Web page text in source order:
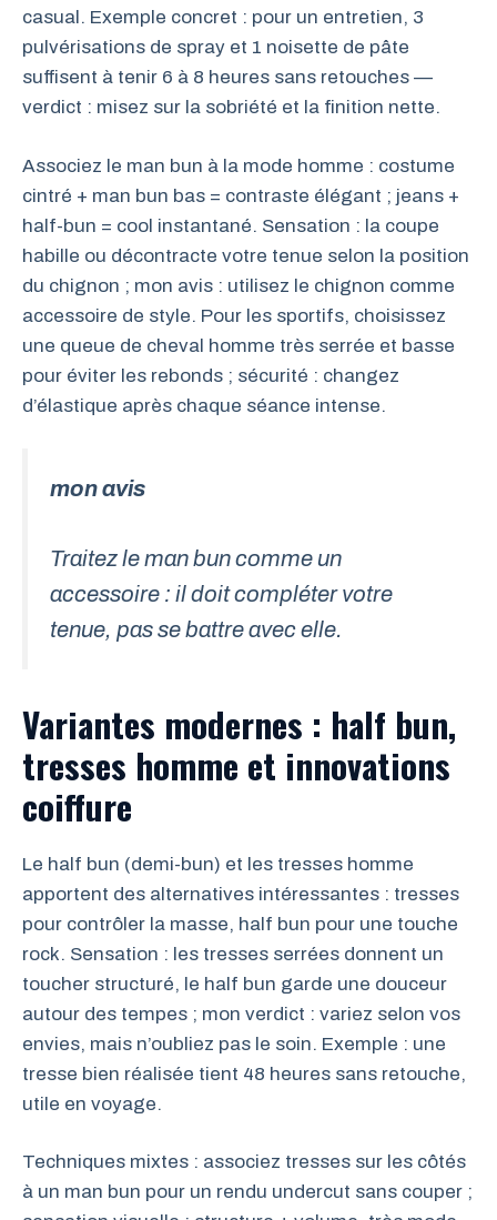
casual. Exemple concret : pour un entretien, 3
pulvérisations de spray et 1 noisette de pâte
suffisent à tenir 6 à 8 heures sans retouches —
verdict : misez sur la sobriété et la finition nette.
Associez le man bun à la mode homme : costume
cintré + man bun bas = contraste élégant ; jeans +
half-bun = cool instantané. Sensation : la coupe
habille ou décontracte votre tenue selon la position
du chignon ; mon avis : utilisez le chignon comme
accessoire de style. Pour les sportifs, choisissez
une queue de cheval homme très serrée et basse
pour éviter les rebonds ; sécurité : changez
d’élastique après chaque séance intense.
mon avis
Traitez le man bun comme un
accessoire : il doit compléter votre
tenue, pas se battre avec elle.
Variantes modernes : half bun,
tresses homme et innovations
coiffure
Le half bun (demi-bun) et les tresses homme
apportent des alternatives intéressantes : tresses
pour contrôler la masse, half bun pour une touche
rock. Sensation : les tresses serrées donnent un
toucher structuré, le half bun garde une douceur
autour des tempes ; mon verdict : variez selon vos
envies, mais n’oubliez pas le soin. Exemple : une
tresse bien réalisée tient 48 heures sans retouche,
utile en voyage.
Techniques mixtes : associez tresses sur les côtés
à un man bun pour un rendu undercut sans couper ;